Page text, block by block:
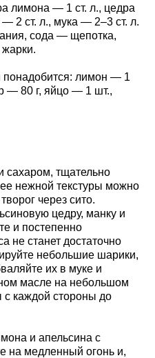
лимона — 1 ст. л., цедра
2 ст. л., мука — 2–3 ст. л.
сода — щепотка,
понадобится: лимон — 1
— 80 г, яйцо — 1 шт.,
сахаром, тщательно
нежной текстуры можно
через сито.
цедру, манку и
и постепенно
не станет достаточно
небольшие шарики,
их в муке и
масле на небольшом
каждой стороны до
и апельсина с
на медленный огонь и,